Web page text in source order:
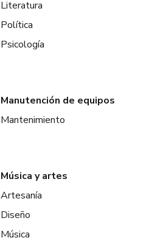
Literatura
Política
Psicología
Manutención de equipos
Mantenimiento
Música y artes
Artesanía
Diseño
Música